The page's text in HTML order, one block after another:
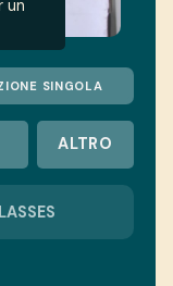
SINGOLA
ALTRO
un